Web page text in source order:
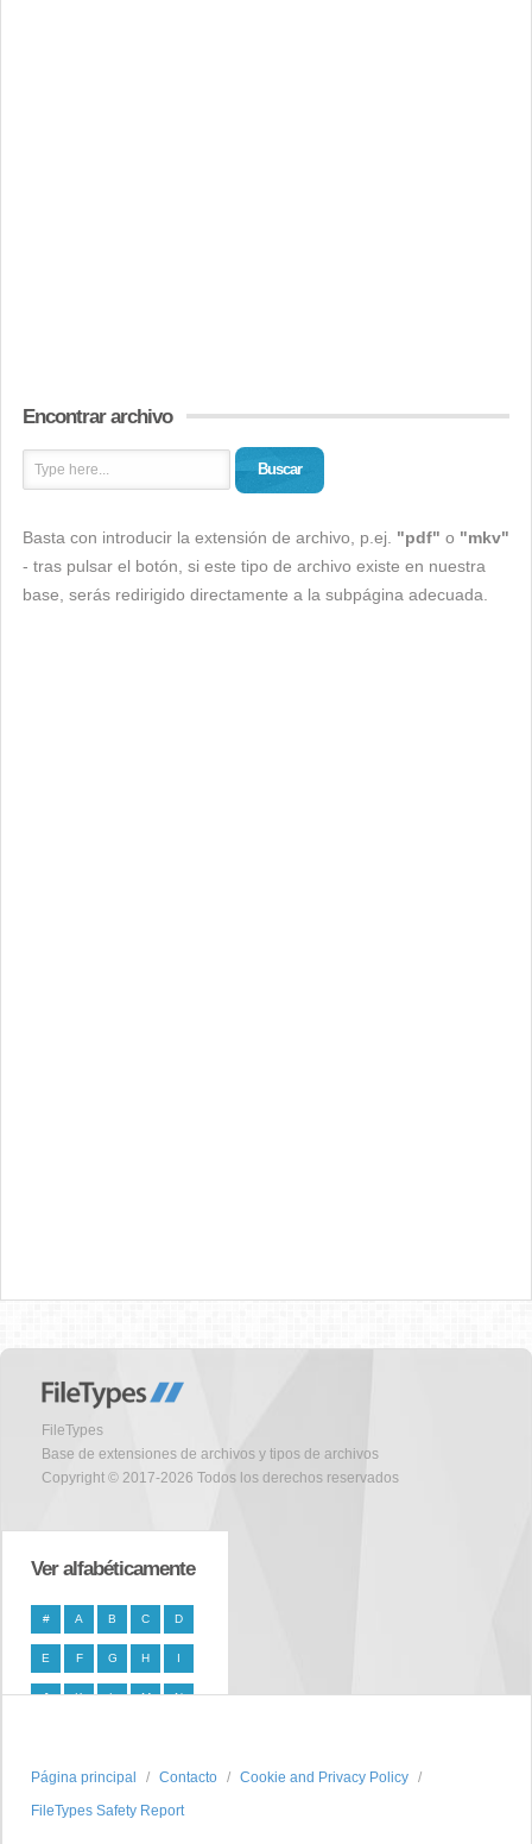
Encontrar archivo
Buscar
Basta con introducir la extensión de archivo, p.ej. "pdf" o "mkv"
- tras pulsar el botón, si este tipo de archivo existe en nuestra
base, serás redirigido directamente a la subpágina adecuada.
FileTypes
Base de extensiones de archivos y tipos de archivos
Copyright © 2017-2026 Todos los derechos reservados
Ver alfabéticamente
# A B C D
E F G H I
J K L M N
T U V W X
Y Z
Página principal Contacto
Cookie and Privacy Policy
FileTypes Safety Report